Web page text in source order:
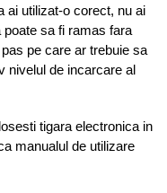
ai utilizat-o corect, nu ai
sa fi ramas fara
pe care ar trebuie sa
nivelul de incarcare al
tigara electronica in
manualul de utilizare